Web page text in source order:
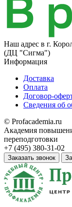
Наш адрес в г.
(ДЦ "Сигма")
Информация
Доставка
Оплата
Договор-
Сведения об
© Profacademia.ru
Академия
переподготовки
+7 (495) 380-31-02
Заказать звонок